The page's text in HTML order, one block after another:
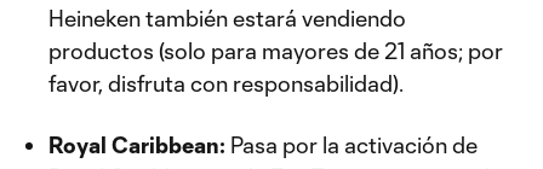
Heineken también estará vendiendo
productos (solo para mayores de 21 años; por
favor, disfruta con responsabilidad).
Royal Caribbean: Pasa por la activación de